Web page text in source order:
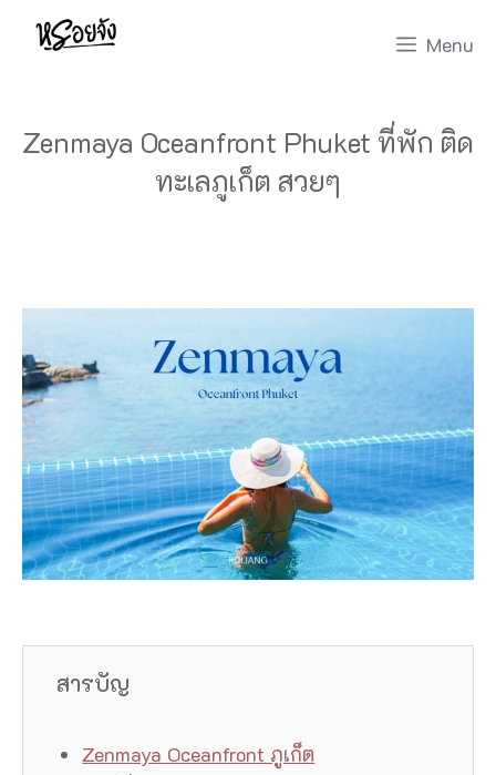
Skip
Menu
Zenmaya Oceanfront Phuket ที่พัก ติด
ทะเลภูเก็ต สวยๆ
สารบัญ
Zenmaya Oceanfront ภูเก็ต